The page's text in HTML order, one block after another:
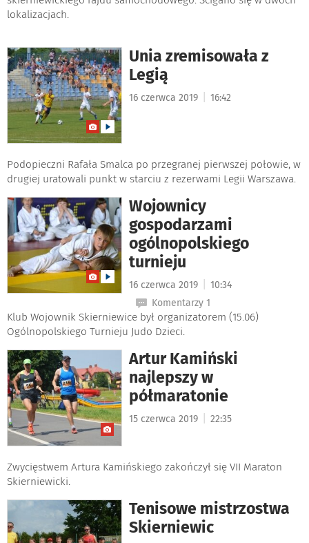
lokalizacjach.
Unia zremisowała z
Legią
16 czerwca 2019 16:42
Podopieczni Rafała Smalca po przegranej pierwszej połowie, w
drugiej uratowali punkt w starciu z rezerwami Legii Warszawa.
Wojownicy
gospodarzami
ogólnopolskiego
turnieju
16 czerwca 2019
10:34
Komentarzy 1
Klub Wojownik Skierniewice był organizatorem (15.06)
Ogólnopolskiego Turnieju Judo Dzieci.
Artur Kamiński
najlepszy w
półmaratonie
15 czerwca 2019 22:35
Zwycięstwem Artura Kamińskiego zakończył się VII Maraton
Skierniewicki.
Tenisowe mistrzostwa
Skierniewic